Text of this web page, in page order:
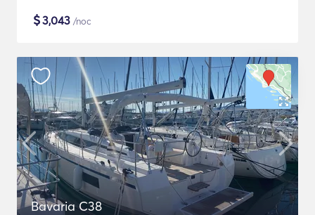
$3,043 /noc
Bavaria C38